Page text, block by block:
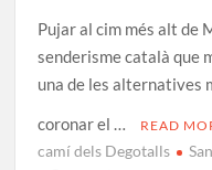
Pujar al cim més alt de
senderisme català que
una de les alternatives
coronar el …
READ
camí dels Degotalls